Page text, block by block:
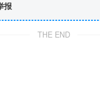
报
THE END